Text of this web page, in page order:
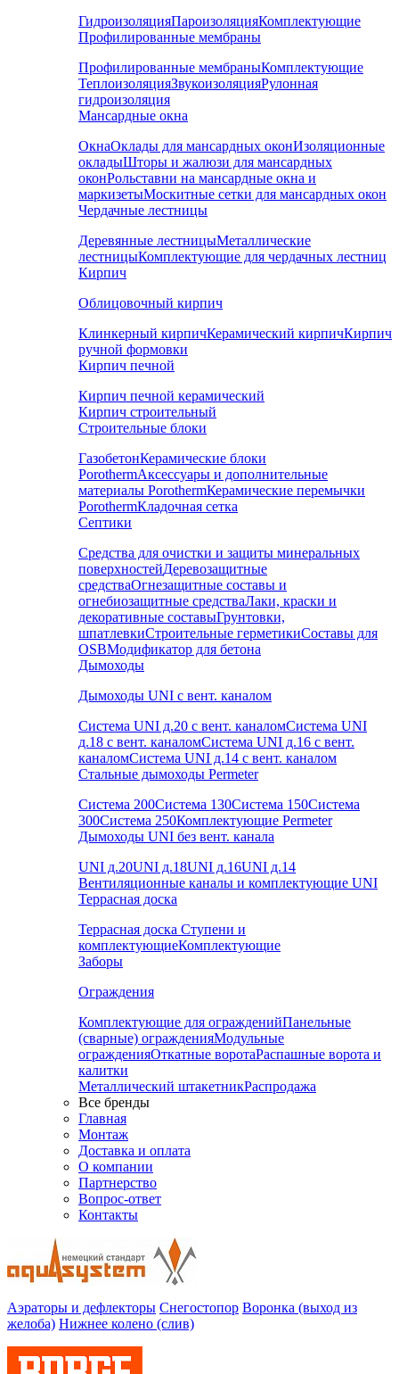
ГидроизоляцияПароизоляцияКомплектующие
Профилированные мембраны
Профилированные мембраныКомплектующие
ТеплоизоляцияЗвукоизоляцияРулонная
гидроизоляция
Мансардные окна
ОкнаОклады для мансардных оконИзоляционные
окладыШторы и жалюзи для мансардных
оконРольставни на мансардные окна и
маркизетыМоскитные сетки для мансардных окон
Чердачные лестницы
Деревянные лестницыМеталлические
лестницыКомплектующие для чердачных лестниц
Кирпич
Облицовочный кирпич
Клинкерный кирпичКерамический кирпичКирпич
ручной формовки
Кирпич печной
Кирпич печной керамический
Кирпич строительный
Строительные блоки
ГазобетонКерамические блоки
PorothermАксессуары и дополнительные
материалы PorothermКерамические перемычки
PorothermКладочная сетка
Септики
Средства для очистки и защиты минеральных
поверхностейДеревозащитные
средстваОгнезащитные составы и
огнебиозащитные средстваЛаки, краски и
декоративные составыГрунтовки,
шпатлевкиСтроительные герметикиСоставы для
OSBМодификатор для бетона
Дымоходы
Дымоходы UNI с вент. каналом
Система UNI д.20 с вент. каналомСистема UNI
д.18 с вент. каналомСистема UNI д.16 с вент.
каналомСистема UNI д.14 с вент. каналом
Стальные дымоходы Permeter
Система 200Система 130Система 150Система
300Система 250Комплектующие Permeter
Дымоходы UNI без вент. канала
UNI д.20UNI д.18UNI д.16UNI д.14
Вентиляционные каналы и комплектующие UNI
Террасная доска
Террасная доска Ступени и
комплектующиеКомплектующие
Заборы
Ограждения
Комплектующие для огражденийПанельные
(сварные) огражденияМодульные
огражденияОткатные воротаРаспашные ворота и
калитки
Металлический штакетникРаспродажа
Все бренды
Главная
Монтаж
Доставка и оплата
О компании
Партнерство
Вопрос-ответ
Контакты
Аэраторы и дефлекторы Снегостопор Воронка (выход из
желоба) Нижнее колено (слив)